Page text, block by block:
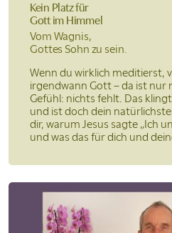
Kein Platz für
Gott im Himmel
Vom Wagnis,
Gottes Sohn zu sein.
Wenn du wirklich meditierst,
irgendwann Gott – da ist nur
Gefühl: nichts fehlt. Das
und ist doch dein
dir, warum Jesus sagte „Ich
und was das für dich und